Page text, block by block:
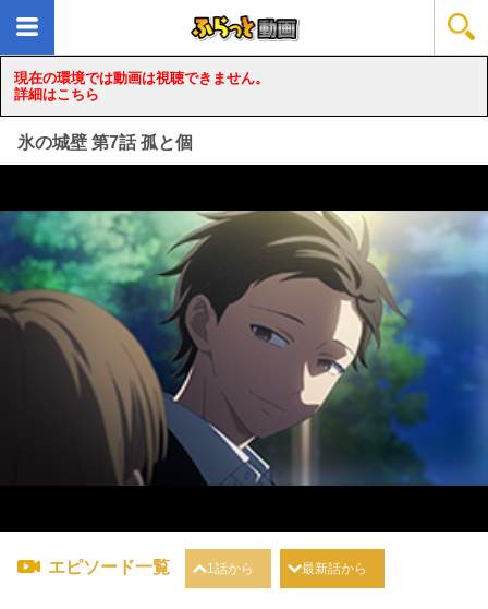
現在の環境では動画は視聴できません。
詳細はこちら
氷の城壁 第7話 孤と個
loading...
エピソード一覧 1話から 最新話から